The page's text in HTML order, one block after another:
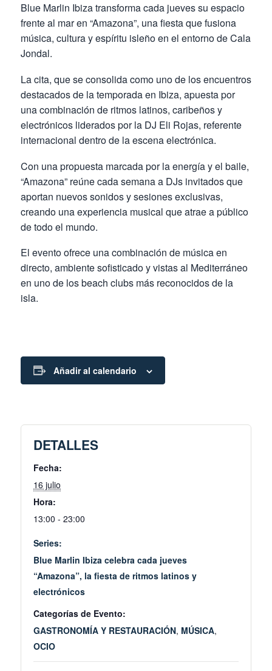
Blue Marlin Ibiza transforma cada jueves su espacio
frente al mar en “Amazona”, una fiesta que fusiona
música, cultura y espíritu isleño en el entorno de Cala
Jondal.
La cita, que se consolida como uno de los encuentros
destacados de la temporada en Ibiza, apuesta por
una combinación de ritmos latinos, caribeños y
electrónicos liderados por la DJ Eli Rojas, referente
internacional dentro de la escena electrónica.
Con una propuesta marcada por la energía y el baile,
“Amazona” reúne cada semana a DJs invitados que
aportan nuevos sonidos y sesiones exclusivas,
creando una experiencia musical que atrae a público
de todo el mundo.
El evento ofrece una combinación de música en
directo, ambiente sofisticado y vistas al Mediterráneo
en uno de los beach clubs más reconocidos de la
isla.
Añadir al calendario
DETALLES
Fecha:
16 julio
Hora:
13:00 - 23:00
Series:
Blue Marlin Ibiza celebra cada jueves
“Amazona”, la fiesta de ritmos latinos y
electrónicos
Categorías de Evento:
GASTRONOMÍA Y RESTAURACIÓN, MÚSICA,
OCIO